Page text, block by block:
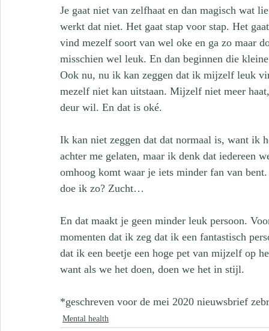
Je gaat niet van zelfhaat en dan magisch wat
werkt dat niet. Het gaat stap voor stap. Het
vind mezelf soort van wel oke en ga zo maar
misschien wel leuk. En dan beginnen die
Ook nu, nu ik kan zeggen dat ik mijzelf leuk
mezelf niet kan uitstaan. Mijzelf niet meer
deur wil. En dat is oké.
Ik kan niet zeggen dat dat normaal is, want ik
achter me gelaten, maar ik denk dat iedereen
omhoog komt waar je iets minder fan van
doe ik zo? Zucht…
En dat maakt je geen minder leuk persoon.
momenten dat ik zeg dat ik een fantastisch
dat ik een beetje een hoge pet van mijzelf op
want als we het doen, doen we het in stijl.
*geschreven voor de mei 2020 nieuwsbrief
Mental health